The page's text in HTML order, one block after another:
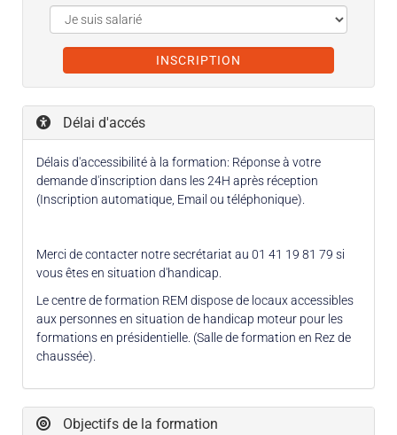
INSCRIPTION
Délai d'accés
Délais d'accessibilité à la formation: Réponse à votre
demande d'inscription dans les 24H après réception
(Inscription automatique, Email ou téléphonique).
Merci de contacter notre secrétariat au 01 41 19 81 79 si
vous êtes en situation d'handicap.
Le centre de formation REM dispose de locaux accessibles
aux personnes en situation de handicap moteur pour les
formations en présidentielle. (Salle de formation en Rez de
chaussée).
Objectifs de la formation